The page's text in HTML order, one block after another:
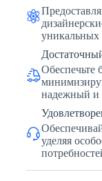
уникальных
Обеспечьте
надежный и
уделяя